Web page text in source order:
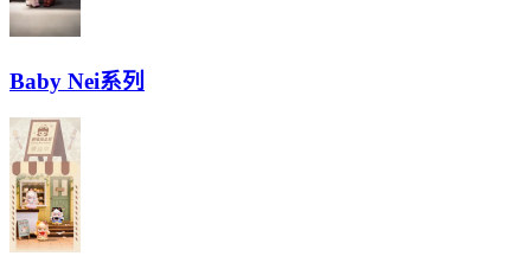
Baby Nei系列